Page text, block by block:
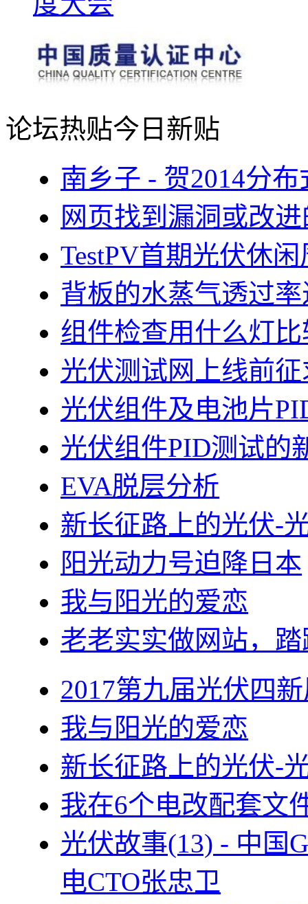
论坛热贴今日新贴
南乡子 - 贺2014分
网页找到漏洞或改
TestPV首期光伏休
背板的水蒸气透过
组件检查用什么灯
光伏测试网上线前
光伏组件及电池片
光伏组件PID测试的
EVA脱层分析
新长征路上的光伏-
阳光动力号迫降日本
我与阳光的爱恋
老老实实做网站，
2017第九届光伏四
我与阳光的爱恋
新长征路上的光伏-
我在6个电改配套文
光伏故事(13) - 中国
电CTO张忠卫